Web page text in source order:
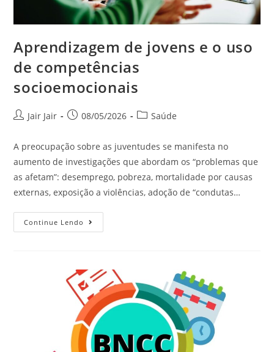
Aprendizagem de jovens e o uso
de competências
socioemocionais
Jair Jair 08/05/2026 Saúde
A preocupação sobre as juventudes se manifesta no
aumento de investigações que abordam os “problemas que
as afetam”: desemprego, pobreza, mortalidade por causas
externas, exposição a violências, adoção de “condutas…
Continue Lendo